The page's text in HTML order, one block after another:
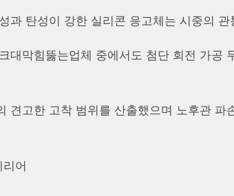
과 탄성이 강한 실리콘 응고체는 시중의
대막힘뚫는업체 중에서도 첨단 회전 가공
견고한 고착 범위를 산출했으며 노후관 파
어